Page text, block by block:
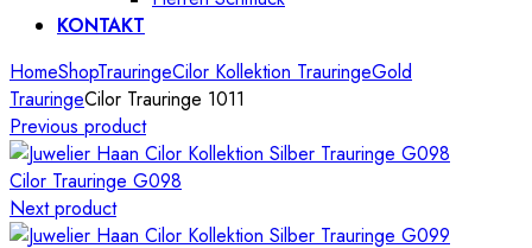
KONTAKT
HomeShopTrauringeCilor Kollektion TrauringeGold
TrauringeCilor Trauringe 1011
Previous product
Cilor Trauringe G098
Next product